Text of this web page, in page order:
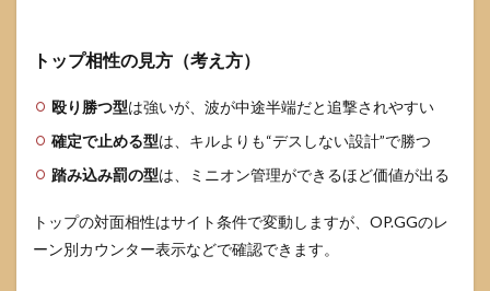
わり
か
9.2
の壁
手す
ぎて
吐か
トップ相性の見方（考え方）
殴り勝つ型は強いが、波が中途半端だと追撃されやすい
確定で止める型は、キルよりも“デスしない設計”で勝つ
踏み込み罰の型は、ミニオン管理ができるほど価値が出る
トップの対面相性はサイト条件で変動しますが、OP.GGのレ
ーン別カウンター表示などで確認できます。